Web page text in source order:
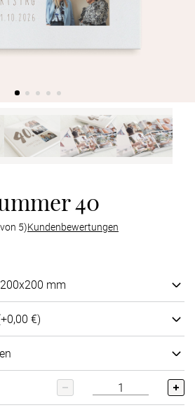
40
5)Kundenbewertungen
mm
0,00 €)